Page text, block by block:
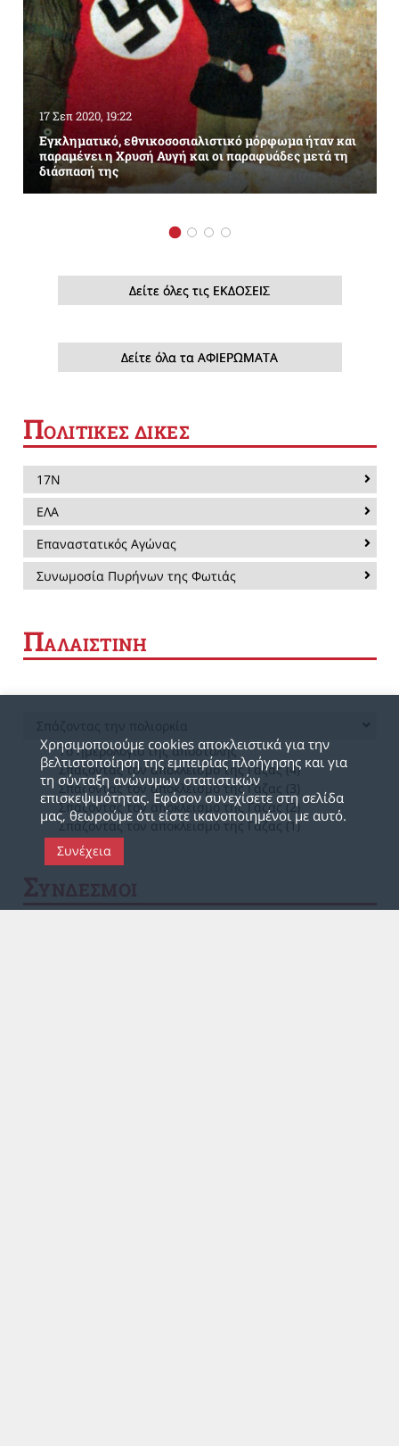
17 Σεπ 2020, 19:22
Εγκληματικό, εθνικοσοσιαλιστικό μόρφωμα ήταν και
παραμένει η Χρυσή Αυγή και οι παραφυάδες μετά τη
διάσπασή της
Δείτε όλες τις ΕΚΔΟΣΕΙΣ
Δείτε όλα τα ΑΦΙΕΡΩΜΑΤΑ
ΠΟΛΙΤΙΚΕΣ ΔΙΚΕΣ
17Ν
ΕΛΑ
Επαναστατικός Αγώνας
Συνωμοσία Πυρήνων της Φωτιάς
ΠΑΛΑΙΣΤΙΝΗ
Το ημερολόγιο της αποστολής
Σπάζοντας τον αποκλεισμό της Γάζας (4)
Σπάζοντας τον αποκλεισμό της Γάζας (3)
Σπάζοντας τον αποκλεισμό της Γάζας (2)
Σπάζοντας τον αποκλεισμό της Γάζας (1)
Χρησιμοποιούμε cookies αποκλειστικά για την
βελτιστοποίηση της εμπειρίας πλοήγησης και για
τη σύνταξη ανώνυμων στατιστικών
επισκεψιμότητας. Εφόσον συνεχίσετε στη σελίδα
μας, θεωρούμε ότι είστε ικανοποιημένοι με αυτό.
Συνέχεια